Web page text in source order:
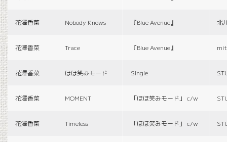
花澤香菜 Nobody Knows 『Blue Avenue』 北
花澤香菜 Trace 『Blue Avenue』
花澤香菜 ほほ笑みモード Single
花澤香菜 MOMENT 「ほほ笑みモード」 c/w
花澤香菜 Timeless 「ほほ笑みモード」 c/w